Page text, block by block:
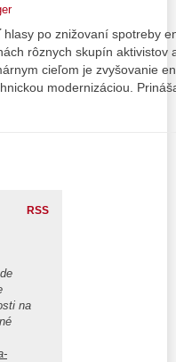
po znižovaní spotreby
rôznych skupín aktivistov
cieľom je zvyšovanie
modernizáciou.
RSS
na